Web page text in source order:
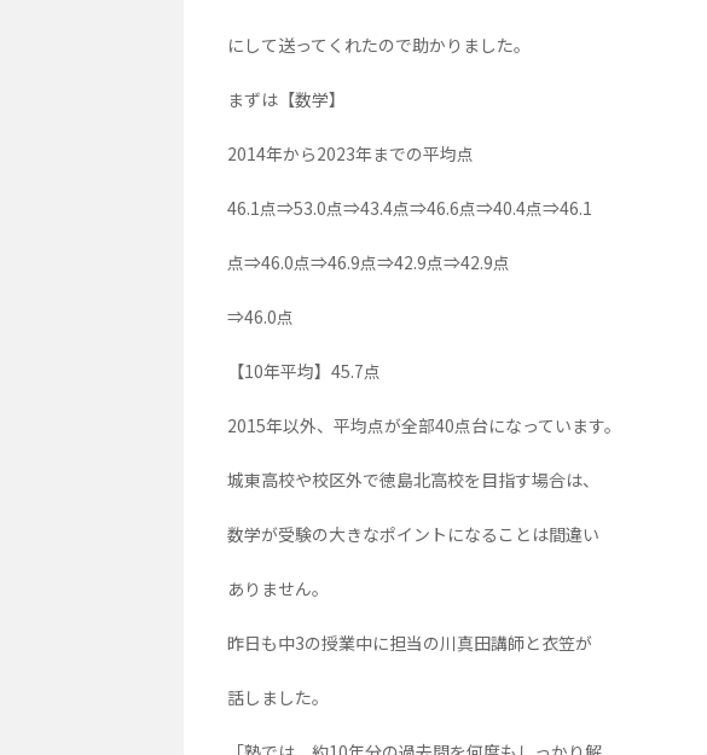
にして送ってくれたので助かりました。
まずは【数学】
2014年から2023年までの平均点
46.1点⇒53.0点⇒43.4点⇒46.6点⇒40.4点⇒46.1
点⇒46.0点⇒46.9点⇒42.9点⇒42.9点
⇒46.0点
【10年平均】45.7点
2015年以外、平均点が全部40点台になっています。
城東高校や校区外で徳島北高校を目指す場合は、
数学が受験の大きなポイントになることは間違い
ありません。
昨日も中3の授業中に担当の川真田講師と衣笠が
話しました。